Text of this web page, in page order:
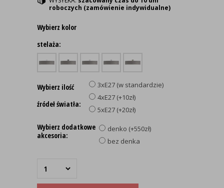
roboczych (zamówienie indywidualne)
Wybierz kolor
stelaża:
Wybierz ilość
źródeł światła:
3xE27 (w standardzie)
4xE27 (+10zł)
5xE27 (+20zł)
Wybierz dodatkowe
akcesoria:
denko (+550zł)
bez denka